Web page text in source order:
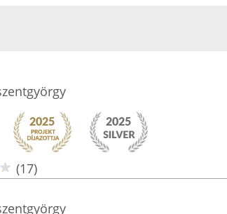
(17)